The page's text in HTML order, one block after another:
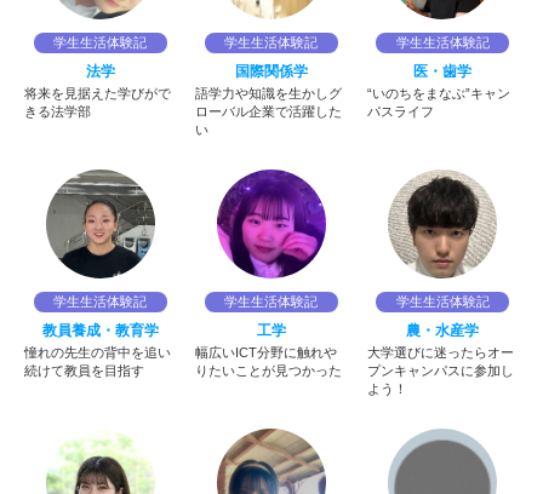
学生生活体験記
法学
将来を見据えた学びがで
きる法学部
学生生活体験記
国際関係学
語学力や知識を生かしグ
ローバル企業で活躍した
い
学生生活体験記
医・歯学
“いのちをまなぶ”キャン
パスライフ
学生生活体験記
教員養成・教育学
憧れの先生の背中を追い
続けて教員を目指す
学生生活体験記
工学
幅広いICT分野に触れや
りたいことが見つかった
学生生活体験記
農・水産学
大学選びに迷ったらオー
プンキャンパスに参加し
よう！